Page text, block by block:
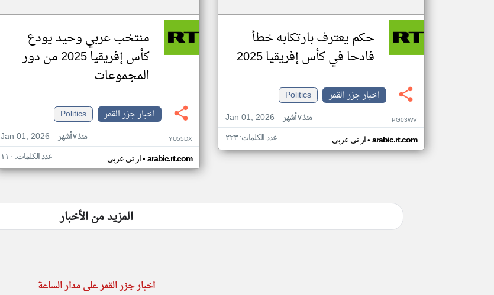
حكم يعترف بارتكابه خطأ
فادحا في كأس إفريقيا 2025
اخبار جزر القمر
Politics
Jan 01, 2026
منذ ٧ أشهر PG03WV
ار تي عربي• arabic.rt.com عدد الكلمات: ٢٢٣
منتخب عربي وحيد يودع
كأس إفريقيا 2025 من دور
المجموعات
اخبار جزر القمر
Politics
Jan 01, 2026
منذ ٧ أشهر YU55DX
ار تي عربي• arabic.rt.com عدد الكلمات: ١١٠
المزيد من الأخبار
اخبار جزر القمر على مدار الساعة